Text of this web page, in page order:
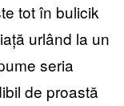
tot în bulicik
urlând la un
seria
de proastă